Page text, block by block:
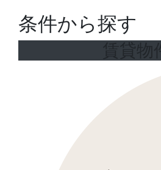
条件から探す
賃貸物件